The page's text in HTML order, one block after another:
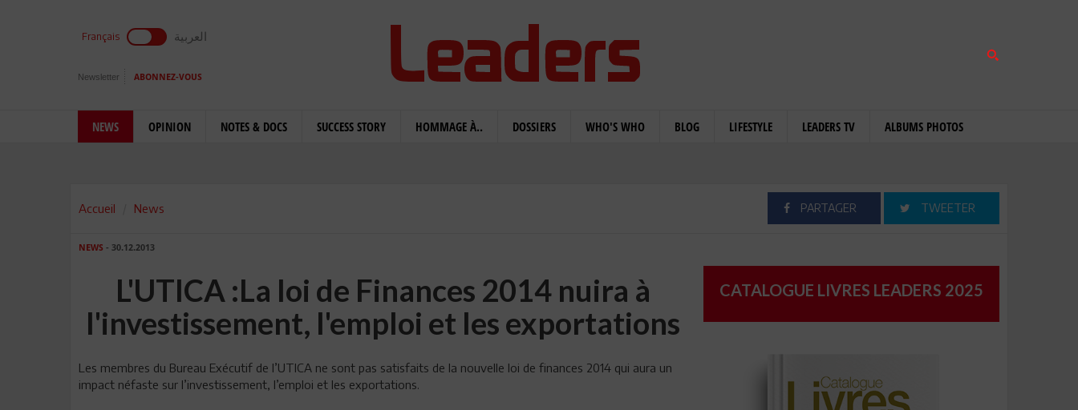
Français العربية
Newsletter ABONNEZ-VOUS
NEWS OPINION NOTES & DOCS SUCCESS STORY HOMMAGE À.. DOSSIERS WHO'S WHO BLOG LIFESTYLE LEADERS TV ALBUMS PHOTOS
Accueil News PARTAGER TWEETER
NEWS - 30.12.2013
L'UTICA :La loi de Finances 2014 nuira à
l'investissement, l'emploi et les exportations
Les membres du Bureau Exécutif de l’UTICA ne sont pas satisfaits de la nouvelle loi de finances 2014 qui aura un
impact néfaste sur l’investissement, l’emploi et les exportations.
CATALOGUE LIVRES LEADERS 2025